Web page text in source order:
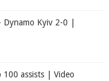
Kyiv 2-0 |
assists | Video